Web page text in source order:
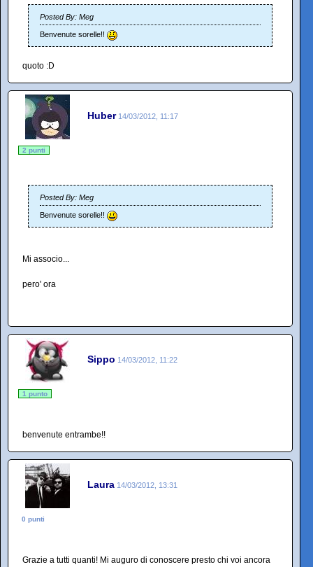
Posted By: Meg
Benvenute sorelle!!
quoto :D
Huber 14/03/2012, 11:17
2 punti
Posted By: Meg
Benvenute sorelle!!
Mi associo...
pero' ora
Sippo 14/03/2012, 11:22
1 punto
benvenute entrambe!!
Laura 14/03/2012, 13:31
0 punti
Grazie a tutti quanti! Mi auguro di conoscere presto chi voi ancora